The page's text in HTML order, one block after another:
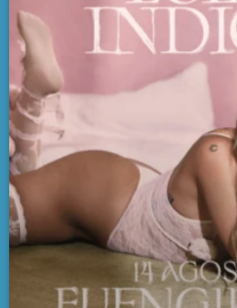
SE VIENE . . .
VARIETÉ
GRACIAS TOTALES
9:00 am - 12:00 pm
PASADO LIVE
12:00 pm - 2:00 pm